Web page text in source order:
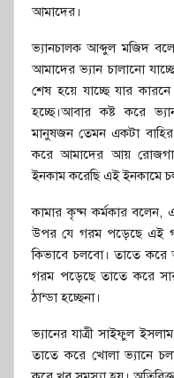
আমাদের।
ভ্যানচালক আব্দুল মজিদ
আমাদের ভ্যান চালানো
শেষ হয়ে যাচ্ছে যার
হচ্ছে।আবার কষ্ট করে
মানুষজন তেমন একটা বাহির
করে আমাদের আয়
ইনকাম করেছি এই ইনকামে
কামার কৃষ্ন কর্মকার
উপর যে গরম পড়েছে এই
কিভাবে চলবো। তাতে করে
গরম পড়েছে তাতে করে
ঠান্ডা হচ্ছেনা।
ভ্যানের যাত্রী সাইফুল
তাতে করে খোলা ভ্যানে